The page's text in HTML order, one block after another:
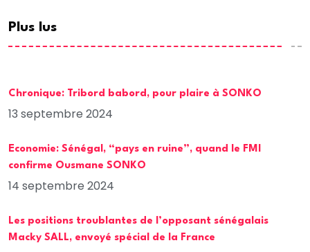
Plus lus
Chronique: Tribord babord, pour plaire à SONKO
13 septembre 2024
Economie: Sénégal, “pays en ruine”, quand le FMI
confirme Ousmane SONKO
14 septembre 2024
Les positions troublantes de l’opposant sénégalais
Macky SALL, envoyé spécial de la France